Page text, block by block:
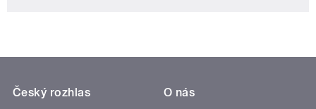
Český rozhlas
O nás